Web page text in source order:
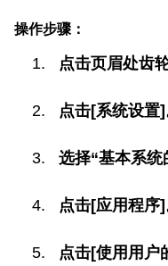
操作步骤：
点击页眉处齿
点击[系统设置]
选择“基本系统
点击[应用程序]
点击[使用用户